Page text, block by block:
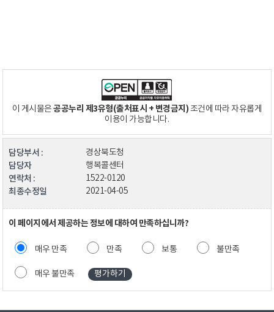
이 게시물은공공누리 제3유형(출처표시 + 변경금지)조건에 따라 자유롭게
이용이 가능합니다.
담당부서 : 경상북도청
담당자 행복콜센터
연락처 : 1522-0120
최종수정일 2021-04-05
이 페이지에서 제공하는 정보에 대하여 만족하십니까?
매우 만족 만족 보통 불만족
매우 불만족